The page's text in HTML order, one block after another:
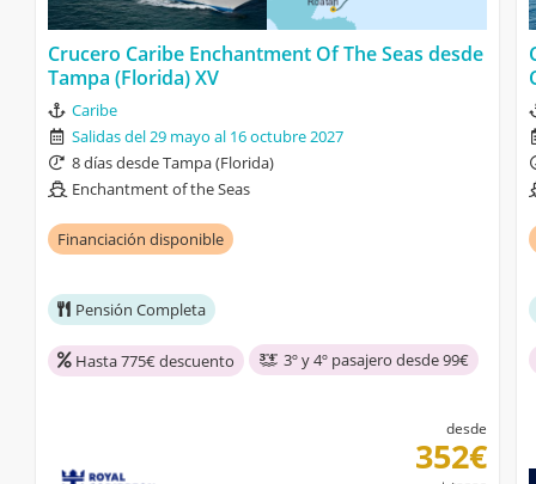
Crucero Caribe Enchantment Of The Seas desde
Tampa (Florida) XV
Caribe
Salidas del 29 mayo al 16 octubre 2027
8 días desde Tampa (Florida)
Enchantment of the Seas
Financiación disponible
Pensión Completa
Hasta 775€ descuento 3º y 4º pasajero desde 99€
desde
352€